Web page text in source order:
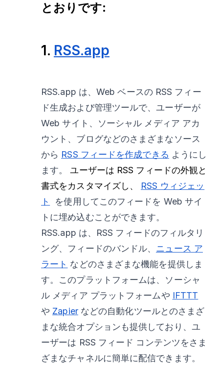
とおりです:
1. RSS.app
RSS.app は、Web ベースの RSS フィー
ド生成および管理ツールで、ユーザーが
Web サイト、ソーシャル メディア アカ
ウント、ブログなどのさまざまなソース
から RSS フィードを作成できる ようにし
ます。
ユーザーは RSS フィードの外観と
書式をカスタマイズし、
RSS ウィジェッ
ト
を使用してこのフィードを Web サイ
トに埋め込むことができます。
RSS.app は、RSS フィードのフィルタリ
ング、フィードのバンドル、 ニュース ア
ラート などのさまざまな機能を提供しま
す。このプラットフォームは、ソーシャ
ル メディア プラットフォームや IFTTT
や Zapierなどの自動化ツールとのさまざ
まな統合オプションも提供しており、ユ
ーザーは RSS フィード コンテンツをさま
ざまなチャネルに簡単に配信できます。